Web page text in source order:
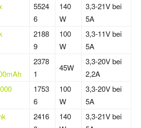
5524
6
140
W
3,3-21V bei
5A
2188
9
100
W
3,3-11V bei
5A
2378
1
45W
3,3-20V bei
2,2A
1753
6
100
W
3,3-20V bei
5A
2416
140
3,3-21V bei